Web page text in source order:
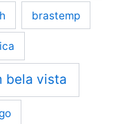
brastemp
bela vista